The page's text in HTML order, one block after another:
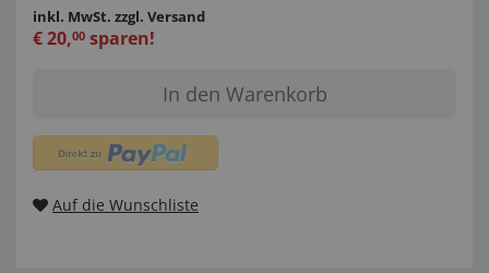
inkl. MwSt. zzgl. Versand
€20,00 sparen!
In den Warenkorb
Auf die Wunschliste